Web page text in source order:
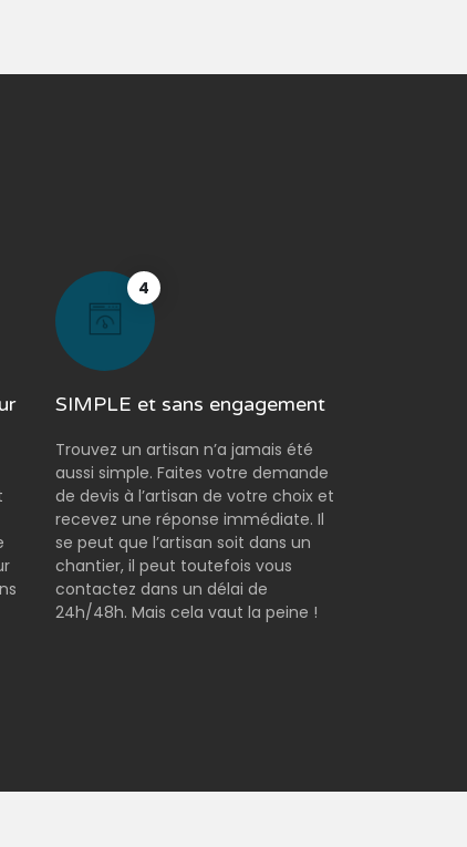
4
SIMPLE et sans engagement
Trouvez un artisan n’a jamais été
aussi simple. Faites votre demande
de devis à l’artisan de votre choix et
recevez une réponse immédiate. Il
se peut que l’artisan soit dans un
chantier, il peut toutefois vous
contactez dans un délai de
24h/48h. Mais cela vaut la peine !